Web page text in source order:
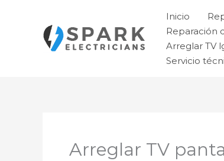
contenido
Inicio
Reparación
Arreglar TV
Servicio
Arreglar TV